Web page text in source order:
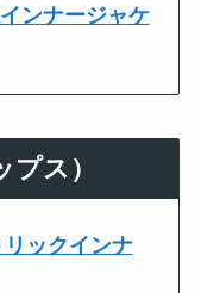
ンナージャケ
ス）
ックインナ